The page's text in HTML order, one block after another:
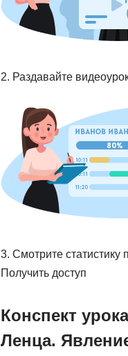
2. Раздавайте
3. Смотрите статистику
Получить доступ
Конспект
Ленца.